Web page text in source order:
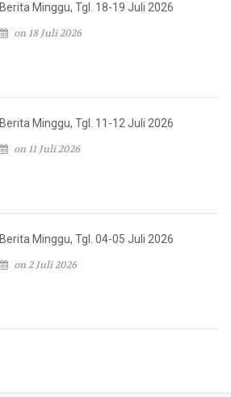
Berita Minggu, Tgl. 18-19 Juli 2026
on 18 Juli 2026
Berita Minggu, Tgl. 11-12 Juli 2026
on 11 Juli 2026
Berita Minggu, Tgl. 04-05 Juli 2026
on 2 Juli 2026